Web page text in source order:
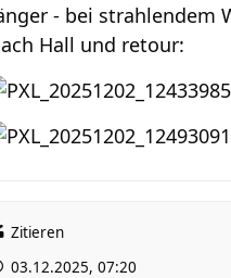
- bei strahlendem
Hall und retour:
Zitieren
03.12.2025, 07:20